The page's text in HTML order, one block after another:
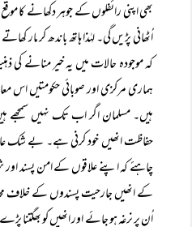
بھی اپنی رائفلوں کے جوہر دکھانے کا
اُٹھانی پڑیں گی۔ لہٰذا ہاتھ باندھ کر مار
کہ موجودہ حالات میں یہ خیر منانے
ہماری مرکزی اور صوبائی حکومتیں اس
ہیں۔ مسلمان اگر اب تک نہیں سمجھے
حفاظت انھیں خود کرنی ہے۔ بے شک
چاہئے کہ اپنے علاقوں کے امن پسند
کے انھیں جارحیت پسندوں کے خلاف
اُن پر نرغہ ہو جائے اور انھیں کو